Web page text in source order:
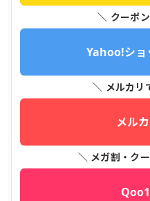
＼ クーポ
Yahoo!ショ
＼ メルカリ
メル
＼ メガ割・ク